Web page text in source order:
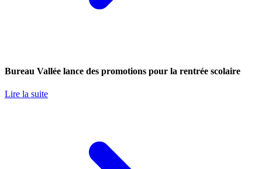
Bureau Vallée lance des promotions pour la rentrée scolaire
Lire la suite